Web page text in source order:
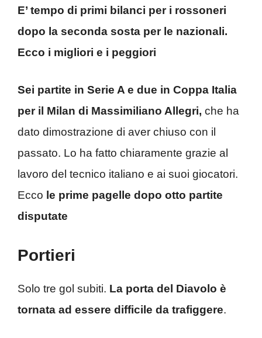
E’ tempo di primi bilanci per i rossoneri
dopo la seconda sosta per le nazionali.
Ecco i migliori e i peggiori
Sei partite in Serie A e due in Coppa Italia
per il Milan di Massimiliano Allegri, che ha
dato dimostrazione di aver chiuso con il
passato. Lo ha fatto chiaramente grazie al
lavoro del tecnico italiano e ai suoi giocatori.
Ecco le prime pagelle dopo otto partite
disputate
Portieri
Solo tre gol subiti. La porta del Diavolo è
tornata ad essere difficile da trafiggere.